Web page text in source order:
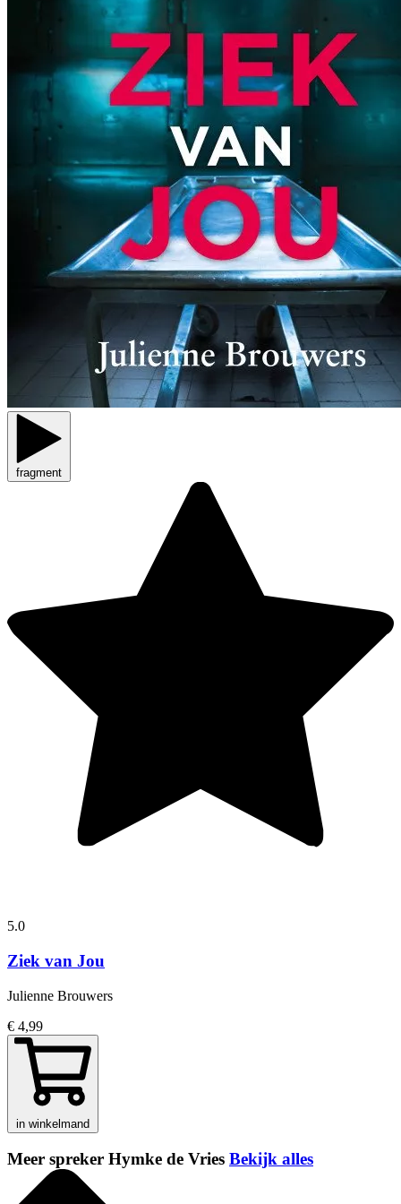
fragment
5.0
Ziek van Jou
Julienne Brouwers
€ 4,99
in winkelmand
Meer spreker Hymke de Vries Bekijk alles